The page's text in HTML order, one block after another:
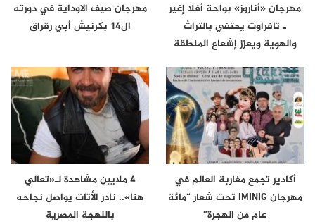
مهرجان «أناروز» بواحة أفلا إغير
ـ تافراوت يحتفي بالتراث
والهوية ويعزز إشعاع المنطقة
مهرجان صيف الاوداية في دورته
ال14 بكرنيش أبي رقراق
أكادير تجمع مغاربة العالم في
مهرجان IMINIG تحت شعار “مائة
عام من الهجرة”
4 ملايين مشاهدة لـ«تعالي
هنا».. نادر الأتات يواصل نجاحه
باللهجة المصرية